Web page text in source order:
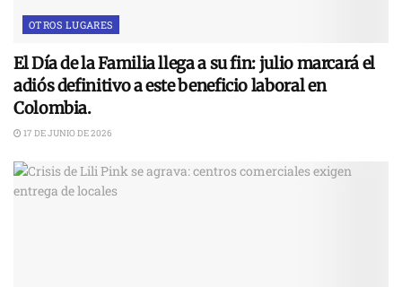
OTROS LUGARES
El Día de la Familia llega a su fin: julio marcará el
adiós definitivo a este beneficio laboral en
Colombia.
17 DE JUNIO DE 2026